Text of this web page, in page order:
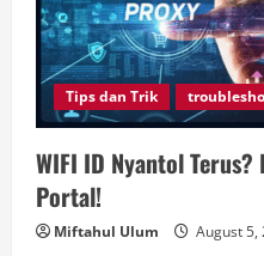
Tips dan Trik
WIFI ID Nyantol
Portal!
Miftahul Ulum August 5,